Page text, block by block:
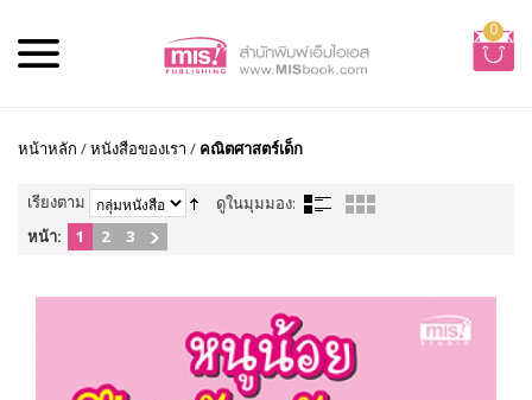
0
หน้าหลัก /หนังสือของเรา / คณิตศาสตร์เด็ก
เรียงตาม
ดูในมุมมอง:
หน้า:
1 2 3